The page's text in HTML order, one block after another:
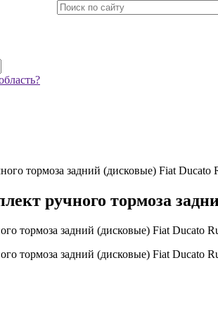
тормоза задний (дисковые) Fiat Ducato
ручного тормоза